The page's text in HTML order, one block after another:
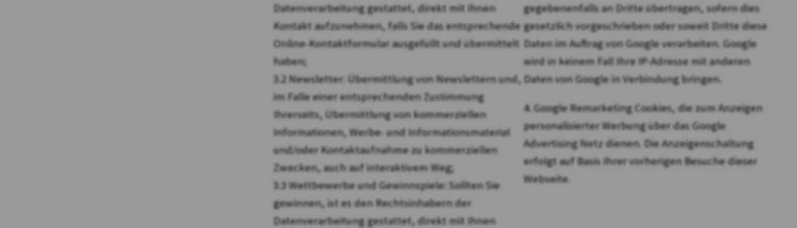
Datenverarbeitung gestattet, direkt mit Ihnen
Kontakt aufzunehmen, falls Sie das entsprechende
Online-Kontaktformular ausgefüllt und übermittelt
haben;
3.2 Newsletter: Übermittlung von Newslettern und,
im Falle einer entsprechenden Zustimmung
Ihrerseits, Übermittlung von kommerziellen
Informationen, Werbe- und Informationsmaterial
und/oder Kontaktaufnahme zu kommerziellen
Zwecken, auch auf interaktivem Weg;
3.3 Wettbewerbe und Gewinnspiele: Sollten Sie
gewinnen, ist es den Rechtsinhabern der
Datenverarbeitung gestattet, direkt mit Ihnen
gegebenenfalls an Dritte übertragen, sofern dies
gesetzlich vorgeschrieben oder soweit Dritte diese
Daten im Auftrag von Google verarbeiten. Google
wird in keinem Fall Ihre IP-Adresse mit anderen
Daten von Google in Verbindung bringen.
4. Google Remarketing Cookies, die zum Anzeigen
personalisierter Werbung über das Google
Advertising Netz dienen. Die Anzeigenschaltung
erfolgt auf Basis Ihrer vorherigen Besuche dieser
Webseite.